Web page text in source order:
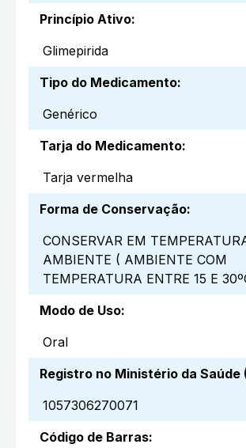
Princípio Ativo:
Glimepirida
Tipo do Medicamento:
Genérico
Tarja do Medicamento:
Tarja vermelha
Forma de Conservação:
CONSERVAR EM
AMBIENTE ( AMBIENTE COM
TEMPERATURA ENTRE 15 E
Modo de Uso:
Oral
Registro no Ministério da Saúde
1057306270071
Código de Barras: